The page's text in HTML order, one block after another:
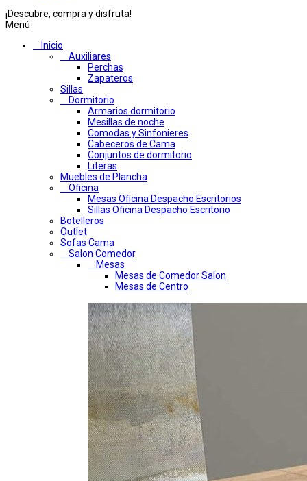
¡Descubre, compra y disfruta!
Menú
Inicio
Auxiliares
Perchas
Zapateros
Sillas
Dormitorio
Armarios dormitorio
Mesillas de noche
Comodas y Sinfonieres
Cabeceros de Cama
Conjuntos de dormitorio
Literas
Muebles de Plancha
Oficina
Mesas Oficina Despacho Escritorios
Sillas Oficina Despacho Escritorio
Botelleros
Outlet
Sofas Cama
Salon Comedor
Mesas
Mesas de Comedor Salon
Mesas de Centro